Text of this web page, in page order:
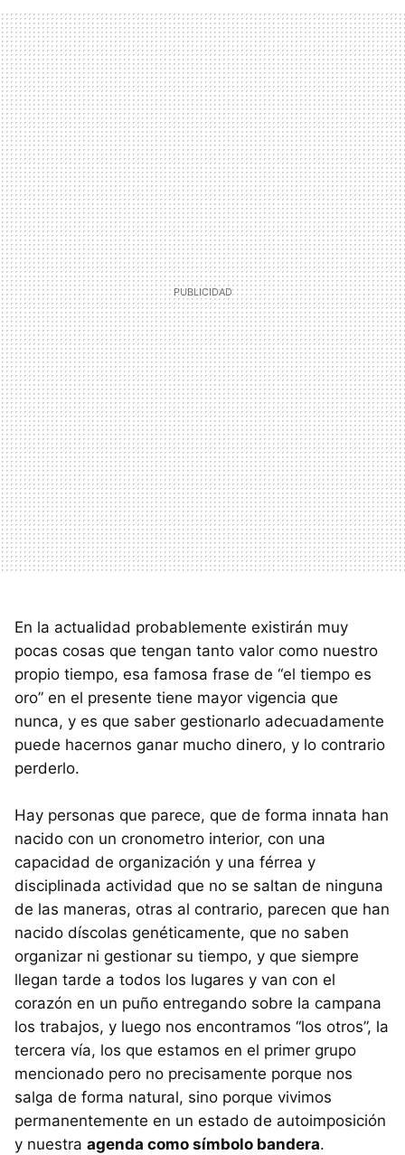
En la actualidad probablemente existirán muy
pocas cosas que tengan tanto valor como nuestro
propio tiempo, esa famosa frase de “el tiempo es
oro” en el presente tiene mayor vigencia que
nunca, y es que saber gestionarlo adecuadamente
puede hacernos ganar mucho dinero, y lo contrario
perderlo.
Hay personas que parece, que de forma innata han
nacido con un cronometro interior, con una
capacidad de organización y una férrea y
disciplinada actividad que no se saltan de ninguna
de las maneras, otras al contrario, parecen que han
nacido díscolas genéticamente, que no saben
organizar ni gestionar su tiempo, y que siempre
llegan tarde a todos los lugares y van con el
corazón en un puño entregando sobre la campana
los trabajos, y luego nos encontramos “los otros”, la
tercera vía, los que estamos en el primer grupo
mencionado pero no precisamente porque nos
salga de forma natural, sino porque vivimos
permanentemente en un estado de autoimposición
y nuestra agenda como símbolo bandera.